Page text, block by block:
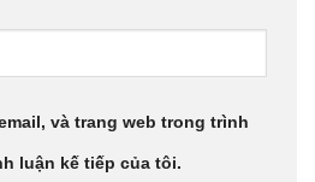
và trang web trong trình
luận kế tiếp của tôi.